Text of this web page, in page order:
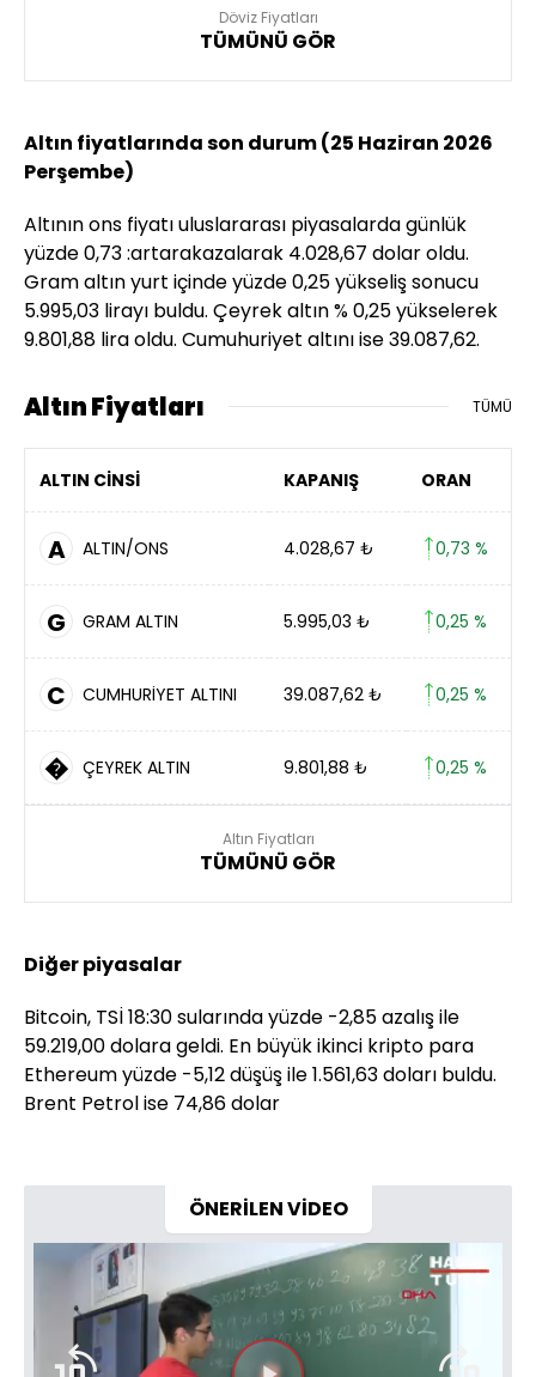
Döviz Fiyatları
TÜMÜNÜ GÖR
Altın fiyatlarında son durum (25 Haziran 2026
Perşembe)
Altının ons fiyatı uluslararası piyasalarda günlük
yüzde 0,73 :artarakazalarak 4.028,67 dolar oldu.
Gram altın yurt içinde yüzde 0,25 yükseliş sonucu
5.995,03 lirayı buldu. Çeyrek altın % 0,25 yükselerek
9.801,88 lira oldu. Cumuhuriyet altını ise 39.087,62.
Altın Fiyatları TÜMÜ
ALTIN CİNSİ KAPANIŞ ORAN
A ALTIN/ONS 4.028,67 ₺ 0,73 %
G GRAM ALTIN 5.995,03 ₺ 0,25 %
C CUMHURİYET ALTINI 39.087,62 ₺ 0,25 %
� ÇEYREK ALTIN 9.801,88 ₺ 0,25 %
Altın Fiyatları
TÜMÜNÜ GÖR
Diğer piyasalar
Bitcoin, TSİ 18:30 sularında yüzde -2,85 azalış ile
59.219,00 dolara geldi. En büyük ikinci kripto para
Ethereum yüzde -5,12 düşüş ile 1.561,63 doları buldu.
Brent Petrol ise 74,86 dolar
ÖNERİLEN VİDEO